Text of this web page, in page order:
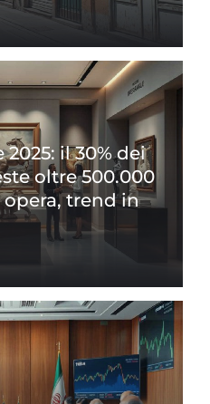
il 30% dei
oltre 500.000
trend in